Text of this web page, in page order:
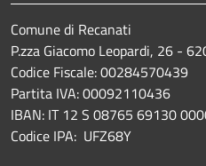
Comune di Recanati
P.zza Giacomo Leopardi, 26 -
Codice Fiscale: 00284570439
Partita IVA: 00092110436
IBAN: IT 12 S 08765 69130
Codice IPA: UFZ68Y